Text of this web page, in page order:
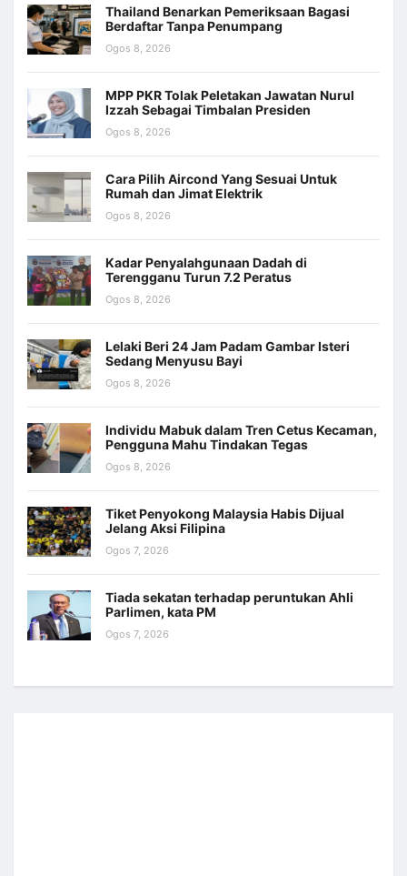
Thailand Benarkan Pemeriksaan Bagasi
Berdaftar Tanpa Penumpang
Ogos 8, 2026
MPP PKR Tolak Peletakan Jawatan Nurul
Izzah Sebagai Timbalan Presiden
Ogos 8, 2026
Cara Pilih Aircond Yang Sesuai Untuk
Rumah dan Jimat Elektrik
Ogos 8, 2026
Kadar Penyalahgunaan Dadah di
Terengganu Turun 7.2 Peratus
Ogos 8, 2026
Lelaki Beri 24 Jam Padam Gambar Isteri
Sedang Menyusu Bayi
Ogos 8, 2026
Individu Mabuk dalam Tren Cetus Kecaman,
Pengguna Mahu Tindakan Tegas
Ogos 8, 2026
Tiket Penyokong Malaysia Habis Dijual
Jelang Aksi Filipina
Ogos 7, 2026
Tiada sekatan terhadap peruntukan Ahli
Parlimen, kata PM
Ogos 7, 2026